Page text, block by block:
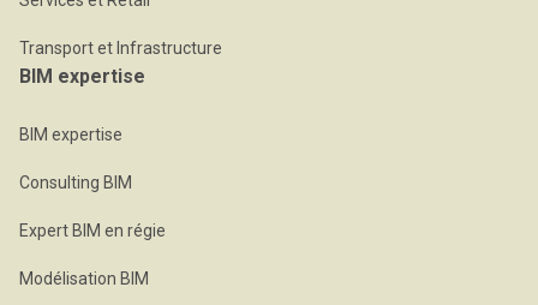
Transport et Infrastructure
BIM expertise
BIM expertise
Consulting BIM
Expert BIM en régie
Modélisation BIM